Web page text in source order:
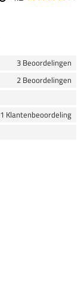
3 Beoordelingen
2 Beoordelingen
1 Klantenbeoordeling